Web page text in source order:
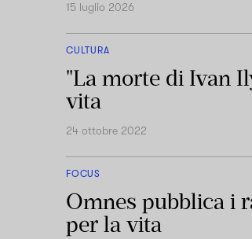
15 luglio 2026
CULTURA
"La morte di Ivan
vita
24 ottobre 2022
FOCUS
Omnes pubblica i
per la vita